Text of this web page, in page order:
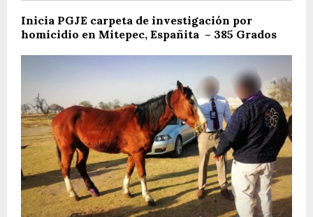
Inicia PGJE carpeta de investigación por
homicidio en Mitepec, Españita – 385 Grados